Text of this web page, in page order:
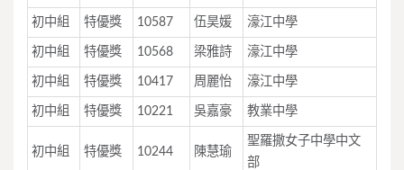
初中組 特優獎 10587 伍昊媛 濠江中學
初中組 特優獎 10568 梁雅詩 濠江中學
初中組 特優獎 10417 周麗怡 濠江中學
初中組 特優獎 10221 吳嘉豪 教業中學
初中組 特優獎 10244 陳慧瑜
聖羅撒女子中學中文
部